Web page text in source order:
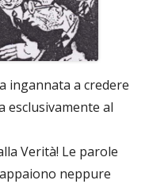
ingannata a credere
esclusivamente al
Verità! Le parole
neppure